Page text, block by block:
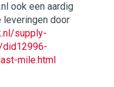
ook een aardig
leveringen door
supply-
did12996-
mile.html